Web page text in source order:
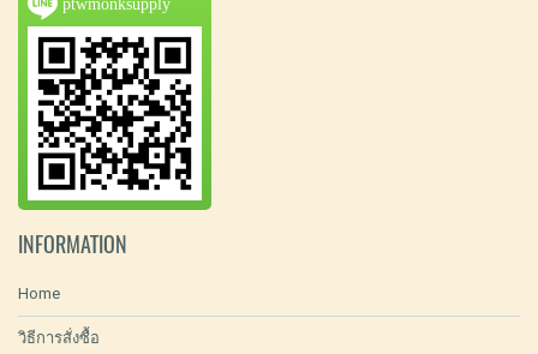
INFORMATION
Home
วิธีการสั่งซื้อ